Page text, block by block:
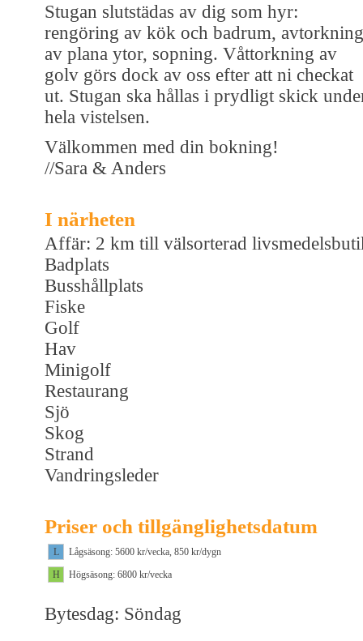
Stugan slutstädas av dig som hyr:
rengöring av kök och badrum, avtorkning
av plana ytor, sopning. Våttorkning av
golv görs dock av oss efter att ni checkat
ut. Stugan ska hållas i prydligt skick
hela vistelsen.
Välkommen med din bokning!
//Sara & Anders
I närheten
Affär: 2 km till välsorterad
Badplats
Busshållplats
Fiske
Golf
Hav
Minigolf
Restaurang
Sjö
Skog
Strand
Vandringsleder
Priser och tillgänglighetsdatum
L
Lågsäsong: 5600 kr/vecka, 850 kr/dygn
H
Högsäsong: 6800 kr/vecka
Bytesdag: Söndag